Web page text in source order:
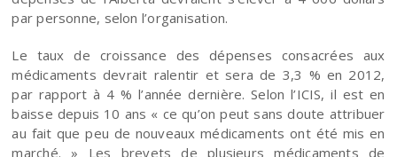
par personne, selon l’organisation.
Le taux de croissance des dépenses consacrées aux
médicaments devrait ralentir et sera de 3,3 % en 2012,
par rapport à 4 % l’année dernière. Selon l’ICIS, il est en
baisse depuis 10 ans « ce qu’on peut sans doute attribuer
au fait que peu de nouveaux médicaments ont été mis en
marché. » Les brevets de plusieurs médicaments de